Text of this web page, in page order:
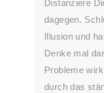
Distanziere
dagegen.
Illusion und
Denke mal
Probleme
durch das